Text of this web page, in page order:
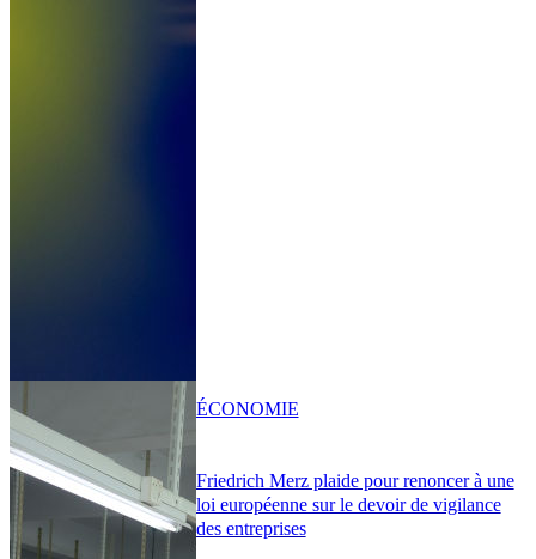
Friedrich Merz plaide pour renoncer à une
loi européenne sur le devoir de vigilance
des entreprises
ÉCONOMIE